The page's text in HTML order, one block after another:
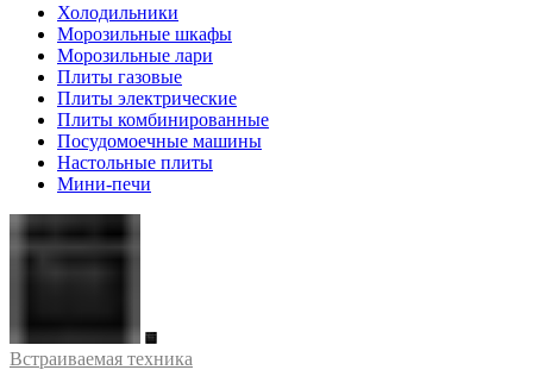
Холодильники
Морозильные шкафы
Морозильные лари
Плиты газовые
Плиты электрические
Плиты комбинированные
Посудомоечные машины
Настольные плиты
Мини-печи
Встраиваемая техника